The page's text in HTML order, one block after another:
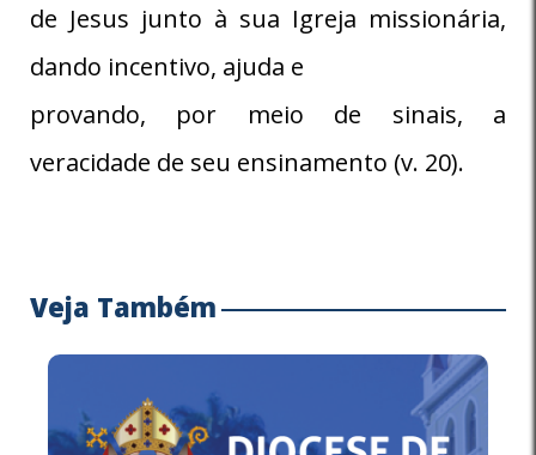
de Jesus junto à sua Igreja missionária,
dando incentivo, ajuda e
provando, por meio de sinais, a
veracidade de seu ensinamento (v. 20).
Veja Também